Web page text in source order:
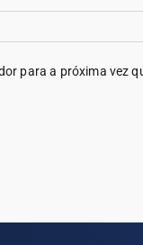
para a próxima vez